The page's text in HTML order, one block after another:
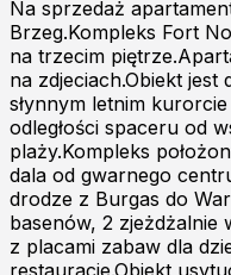
Na sprzedaż
Brzeg.Kompleks Fort
na trzecim
na zdjeciach.Obiekt
słynnym letnim
odległości spaceru od
plaży.Kompleks
dala od gwarnego
drodze z Burgas do
basenów, 2 zjeżdżalnie
z placami zabaw dla
restauracje.Obiekt